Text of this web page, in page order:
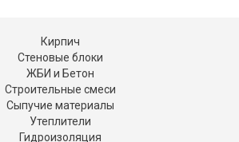
Кирпич
Стеновые блоки
ЖБИ и Бетон
Строительные смеси
Сыпучие материалы
Утеплители
Гидроизоляция